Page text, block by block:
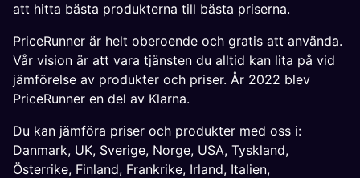
att hitta bästa produkterna till bästa priserna.
PriceRunner är helt oberoende och gratis att använda.
Vår vision är att vara tjänsten du alltid kan lita på vid
jämförelse av produkter och priser. År 2022 blev
PriceRunner en del av Klarna.
Du kan jämföra priser och produkter med oss i:
Danmark, UK, Sverige, Norge, USA, Tyskland,
Österrike, Finland, Frankrike, Irland, Italien,